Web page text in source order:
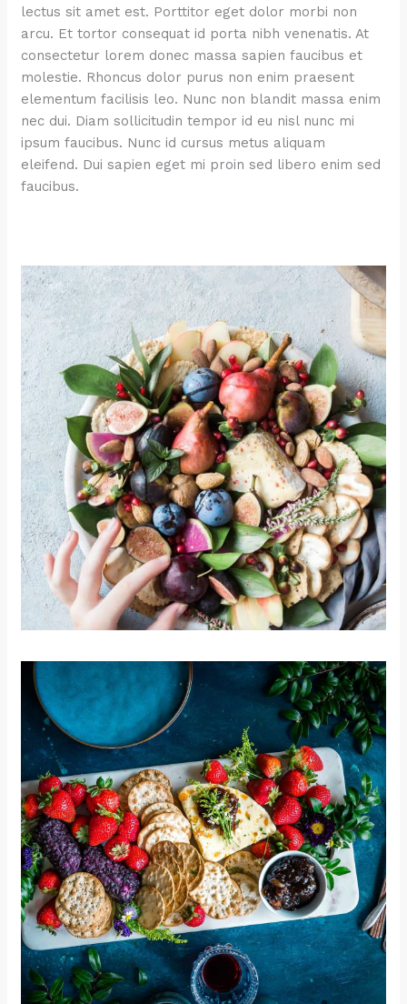
lectus sit amet est. Porttitor eget dolor morbi non
arcu. Et tortor consequat id porta nibh venenatis. At
consectetur lorem donec massa sapien faucibus et
molestie. Rhoncus dolor purus non enim praesent
elementum facilisis leo. Nunc non blandit massa enim
nec dui. Diam sollicitudin tempor id eu nisl nunc mi
ipsum faucibus. Nunc id cursus metus aliquam
eleifend. Dui sapien eget mi proin sed libero enim sed
faucibus.